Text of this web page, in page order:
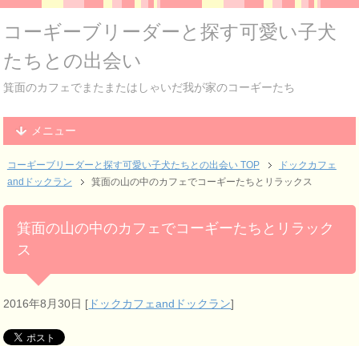
コーギーブリーダーと探す可愛い子犬
たちとの出会い
箕面のカフェでまたまたはしゃいだ我が家のコーギーたち
メニュー
コーギーブリーダーと探す可愛い子犬たちとの出会い TOP
ドックカフェ
andドックラン
箕面の山の中のカフェでコーギーたちとリラックス
箕面の山の中のカフェでコーギーたちとリラック
ス
2016年8月30日 [ ドックカフェandドックラン]